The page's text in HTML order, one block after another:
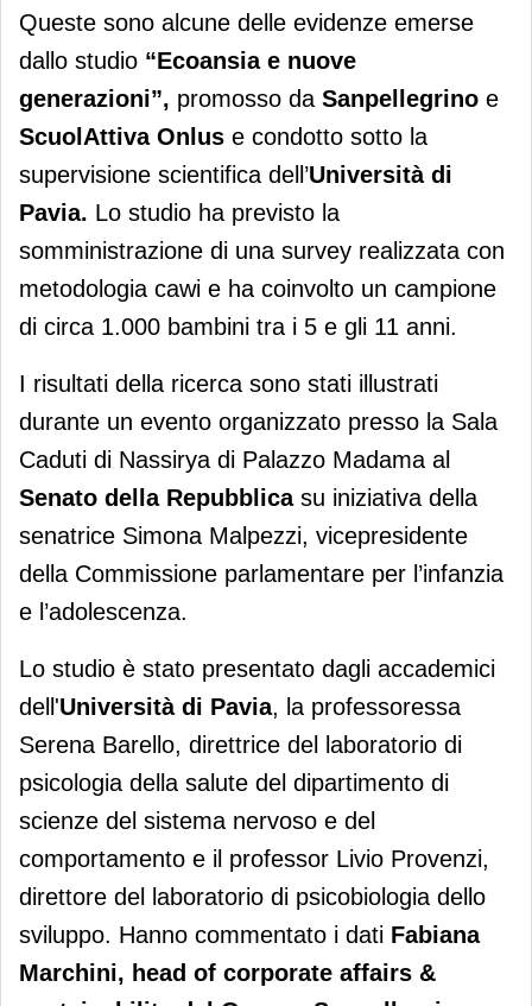
Queste sono alcune delle evidenze emerse
dallo studio “Ecoansia e nuove
generazioni”, promosso da Sanpellegrino e
ScuolAttiva Onlus e condotto sotto la
supervisione scientifica dell’Università di
Pavia. Lo studio ha previsto la
somministrazione di una survey realizzata con
metodologia cawi e ha coinvolto un campione
di circa 1.000 bambini tra i 5 e gli 11 anni.
I risultati della ricerca sono stati illustrati
durante un evento organizzato presso la Sala
Caduti di Nassirya di Palazzo Madama al
Senato della Repubblicasu iniziativa della
senatrice Simona Malpezzi, vicepresidente
della Commissione parlamentare per l’infanzia
e l’adolescenza.
Lo studio è stato presentato dagli accademici
dell'Università di Pavia, la professoressa
Serena Barello, direttrice del laboratorio di
psicologia della salute del dipartimento di
scienze del sistema nervoso e del
comportamento e il professor Livio Provenzi,
direttore del laboratorio di psicobiologia dello
sviluppo. Hanno commentato i dati Fabiana
Marchini, head of corporate affairs &